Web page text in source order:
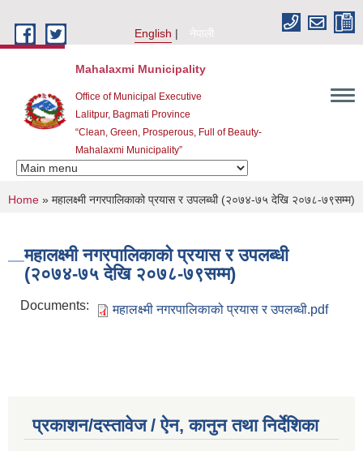
English
नेपाली
Mahalaxmi Municipality
Office of Municipal Executive
Lalitpur, Bagmati Province
“Clean, Green, Prosperous, Full of Beauty-
Mahalaxmi Municipality”
You are here
Home » महालक्ष्मी नगरपालिकाको प्रयास र उपलब्धी (२०७४-७५ देखि २०७८-७९सम्म)
महालक्ष्मी नगरपालिकाको प्रयास र उपलब्धी
(२०७४-७५ देखि २०७८-७९सम्म)
Documents: महालक्ष्मी नगरपालिकाको प्रयास र उपलब्धी.pdf
प्रकाशन/दस्तावेज / ऐन, कानुन तथा निर्देशिका